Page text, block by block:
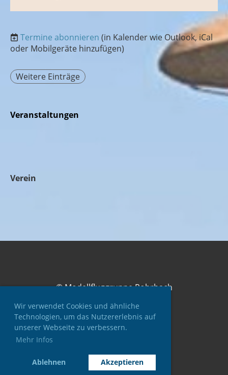
Wir verwendet Cookies und ähnliche
Technologien, um das Nutzererlebnis auf
unserer Webseite zu verbessern.
Mehr Infos
Ablehnen Akzeptieren
Termine abonnieren (in Kalender wie Outlook, iCal
oder Mobilgeräte hinzufügen)
Weitere Einträge
Veranstaltungen
Verein
© Modellfluggruppe Rohrbach